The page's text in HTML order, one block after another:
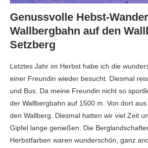
Genussvolle Hebst-
Wallbergbahn auf den
Setzberg
Letztes Jahr im Herbst habe ich die
einer Freundin wieder besucht. Diesmal
und Bus. Da meine Freundin nicht so
der Wallbergbahn auf 1500 m. Von dort
den Wallberg. Diesmal hatten wir viel Zeit
Gipfel lange genießen. Die
Herbstfarben waren wunderschön, ganz